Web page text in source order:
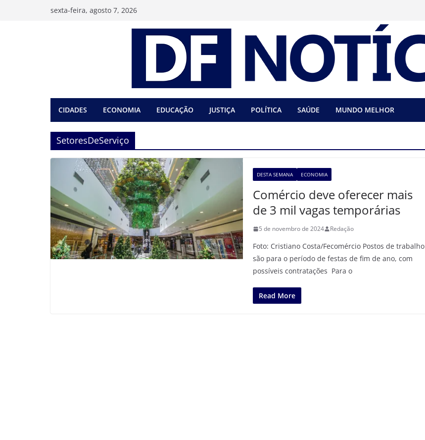
sexta-feira, agosto 7, 2026
CIDADES ECONOMIA EDUCAÇÃO JUSTIÇA POLÍTICA SAÚDE MUNDO MELHOR
SetoresDeServiço
DESTA SEMANA ECONOMIA
Comércio deve oferecer mais
de 3 mil vagas temporárias
5 de novembro de 2024 Redação
Foto: Cristiano Costa/Fecomércio Postos de trabalho
são para o período de festas de fim de ano, com
possíveis contratações Para o
Read More